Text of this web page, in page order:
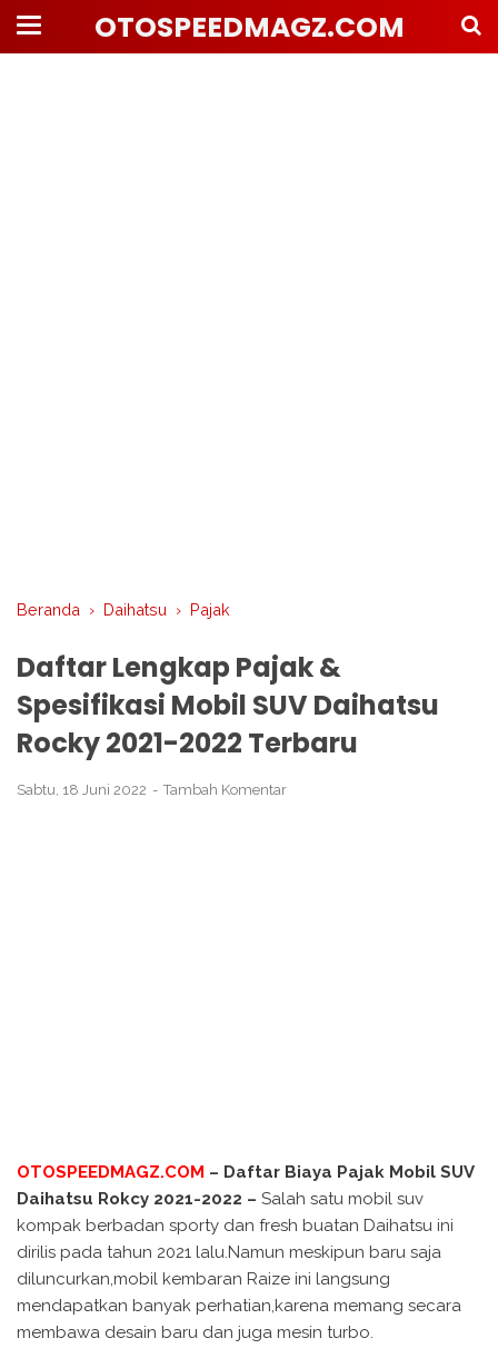
OTOSPEEDMAGZ.COM
Beranda › Daihatsu › Pajak
Daftar Lengkap Pajak &
Spesifikasi Mobil SUV Daihatsu
Rocky 2021-2022 Terbaru
Sabtu, 18 Juni 2022 Tambah Komentar
OTOSPEEDMAGZ.COM – Daftar Biaya Pajak Mobil SUV
Daihatsu Rokcy 2021-2022 – Salah satu mobil suv
kompak berbadan sporty dan fresh buatan Daihatsu ini
dirilis pada tahun 2021 lalu.Namun meskipun baru saja
diluncurkan,mobil kembaran Raize ini langsung
mendapatkan banyak perhatian,karena memang secara
membawa desain baru dan juga mesin turbo.